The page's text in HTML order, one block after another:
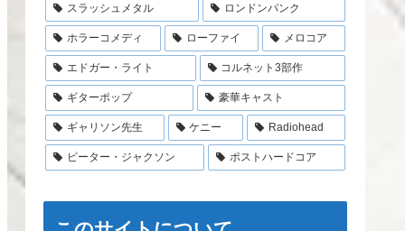
スラッシュメタル ロンドンパンク
ホラーコメディ ローファイ メロコア
エドガー・ライト コルネット3部作
ギターポップ 豪華キャスト
ギャリソン先生 ケニー Radiohead
ピーター・ジャクソン ポストハードコア